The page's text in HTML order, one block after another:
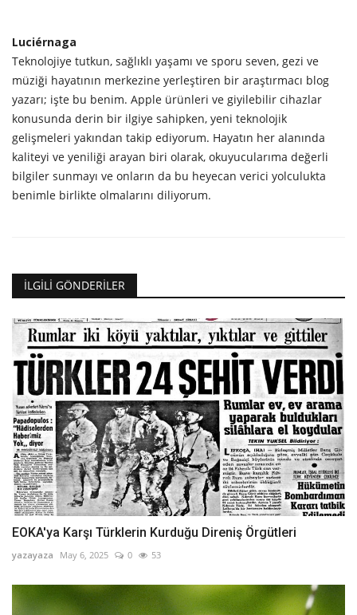
Luciérnaga
Teknolojiye tutkun, sağlıklı yaşamı ve sporu seven, gezi ve
müziği hayatının merkezine yerleştiren bir araştırmacı blog
yazarı; işte bu benim. Apple ürünleri ve giyilebilir cihazlar
konusunda derin bir ilgiye sahipken, yeni teknolojik
gelişmeleri yakından takip ediyorum. Hayatın her alanında
kaliteyi ve yeniliği arayan biri olarak, okuyucularıma değerli
bilgiler sunmayı ve onların da bu heyecan verici yolculukta
benimle birlikte olmalarını diliyorum.
İLGILI GÖNDERILER
EOKA'ya Karşı Türklerin Kurduğu Direniş Örgütleri
yazayaza May 6, 2025 0 53